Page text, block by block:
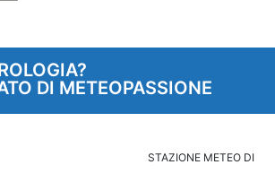
DI METEOPASSIONE
STAZIONE METEO DI